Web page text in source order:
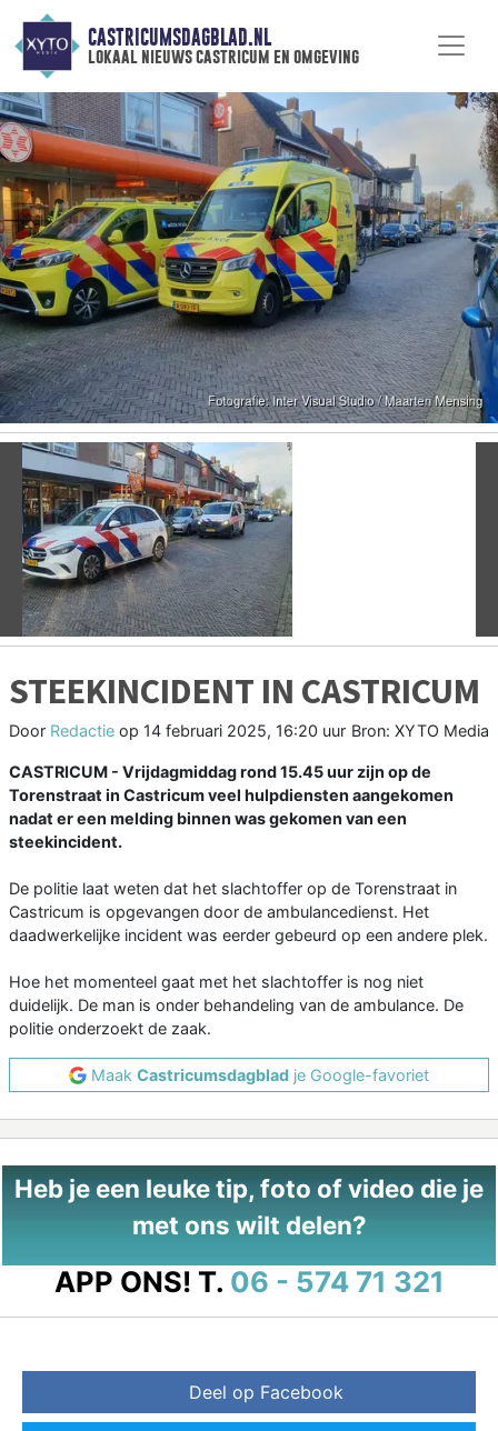
CASTRICUMSDAGBLAD.NL
lokaal nieuws castricum en omgeving
Vorige
STEEKINCIDENT IN CASTRICUM
Door Redactie op 14 februari 2025, 16:20 uur Bron: XYTO Media
CASTRICUM - Vrijdagmiddag rond 15.45 uur zijn op de
Torenstraat in Castricum veel hulpdiensten aangekomen
nadat er een melding binnen was gekomen van een
steekincident.
De politie laat weten dat het slachtoffer op de Torenstraat in
Castricum is opgevangen door de ambulancedienst. Het
daadwerkelijke incident was eerder gebeurd op een andere plek.
Hoe het momenteel gaat met het slachtoffer is nog niet
duidelijk. De man is onder behandeling van de ambulance. De
politie onderzoekt de zaak.
Maak Castricumsdagblad je Google-favoriet
Heb je een leuke tip, foto of video die je
met ons wilt delen?
APP ONS! T. 06 - 574 71 321
Deel op Facebook